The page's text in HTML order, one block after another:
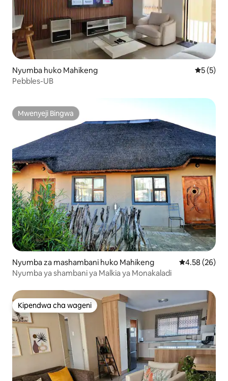
Nyumba huko Mahikeng
5 (5)
Pebbles-UB
Mwenyeji Bingwa
Mwenyeji Bingwa
Nyumba za mashambani huko Mahikeng Ukadiriaji wa
4.58 (26)
Nyumba ya shambani ya Malkia ya Monakaladi
Kipendwa cha wageni
Kipendwa cha wageni